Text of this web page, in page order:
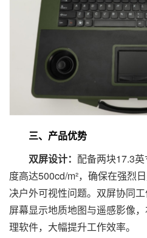
三、产品优势
双屏设计： 配备两块17.3
度高达500cd/m²，确保在强烈
决户外可视性问题。双屏协同
屏幕显示地质地图与遥感影像
理软件，大幅提升工作效率。